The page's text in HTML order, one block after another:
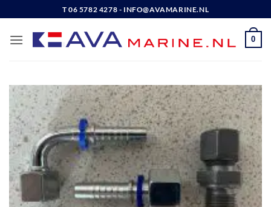
naar
inhoud
T 06 5782 4278 - INFO@AVAMARINE.NL
0